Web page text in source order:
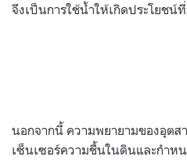
จึงเป็นการใช้น้ำให้เกิดประโยชน์
นอกจากนี้ ความพยายามของอุตส
เซ็นเซอร์ความชื้นในดินและกำห